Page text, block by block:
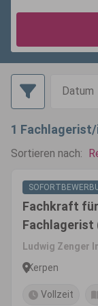
Datum
1 Fachlagerist/
Sortieren nach:
Fachkraft
Fachlagerist
Ludwig Zenger
Kerpen
Vollzeit